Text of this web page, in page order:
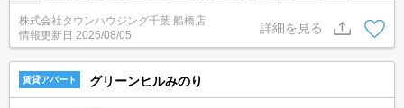
にお任せください！
株式会社タウンハウジング千葉 船橋店
情報更新日 2026/08/05
詳細を見る
賃貸アパート グリーンヒルみのり